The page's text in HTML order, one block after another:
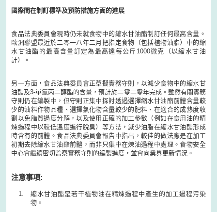
國際間在制訂標準及預防措施方面的進展
食品法典委員會現時仍未就食物中的縮水甘油酯制訂任何最高含量。
歐洲聯盟最近於二零一八年二月把指定食物（包括植物油脂）中的縮
水甘油酯的最高含量訂定為最高達每公斤1000微克（以縮水甘油
計）。
另一方面，食品法典委員會正草擬實務守則，以減少食物中的縮水甘
油酯及3-單氯丙二醇酯的含量，預計於二零二零年完成。雖然有關實務
守則仍在編製中，但守則正集中探討透過選擇縮水甘油酯前體含量較
少的油料作物品種、選擇氯化物含量較少的肥料、在適合的成熟度收
割以免脂質過度分解，以及使用正確的加工參數（例如在食用油的精
煉過程中以較低溫度進行脫臭）等方法，減少油脂在縮水甘油酯形成
時含有的前體。食品法典委員會報告中指出，較佳的做法應是在加工
初期去除縮水甘油酯前體，而非只集中在煉油過程中處理。食物安全
中心會繼續密切監察實務守則的編製進度，並會向業界更新情況。
注意事項:
縮水甘油酯是若干植物油在精煉過程中產生的加工過程污染
物。